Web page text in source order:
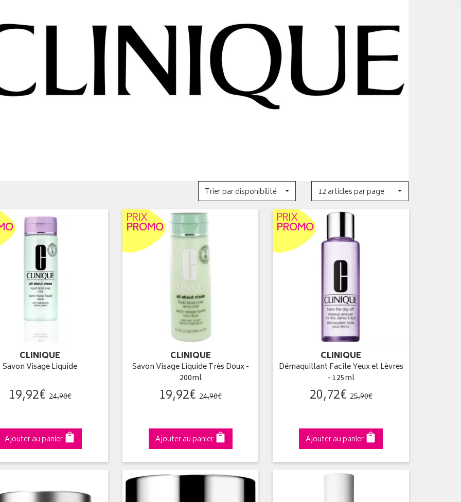
Trier par disponibilité 12 articles par page
CLINIQUE
Savon Visage Liquide
19,92€ 24,90€
Ajouter au panier
PRIX
PROMO
CLINIQUE
Savon Visage Liquide Très Doux -
200ml
19,92€ 24,90€
Ajouter au panier
PRIX
PROMO
CLINIQUE
Démaquillant Facile Yeux et Lèvres
- 125ml
20,72€ 25,90€
Ajouter au panier